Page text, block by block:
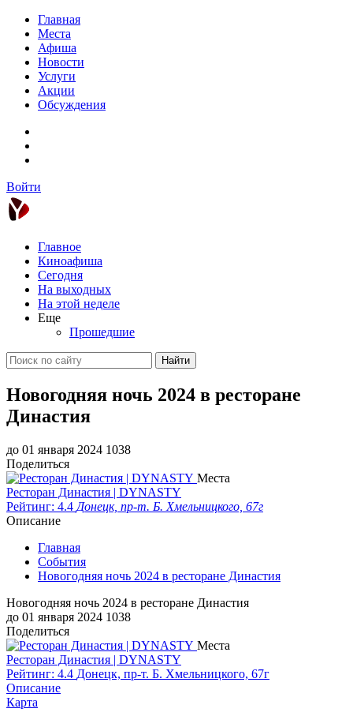
Главная
Места
Афиша
Новости
Услуги
Акции
Обсуждения
Войти
Главное
Киноафиша
Сегодня
На выходных
На этой неделе
Еще
Прошедшие
Найти
Новогодняя ночь 2024 в ресторане
Династия
до 01 января 2024 1038
Поделиться
Места
Ресторан Династия | DYNASTY
Рейтинг: 4.4 Донецк, пр-т. Б. Хмельницкого, 67г
Описание
Главная
События
Новогодняя ночь 2024 в ресторане Династия
Новогодняя ночь 2024 в ресторане Династия
до 01 января 2024 1038
Поделиться
Места
Ресторан Династия | DYNASTY
Рейтинг: 4.4 Донецк, пр-т. Б. Хмельницкого, 67г
Описание
Карта